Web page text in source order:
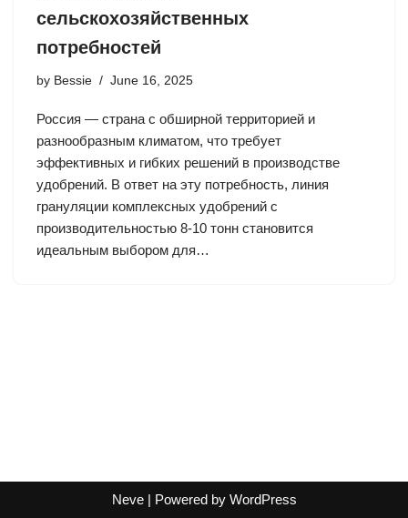
сельскохозяйственных
потребностей
by Bessie June 16, 2025
Россия — страна с обширной территорией и
разнообразным климатом, что требует
эффективных и гибких решений в производстве
удобрений. В ответ на эту потребность, линия
грануляции комплексных удобрений с
производительностью 8-10 тонн становится
идеальным выбором для…
Neve| Powered by WordPress